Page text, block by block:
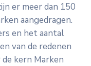
er meer dan 150
aangedragen.
en het aantal
van de redenen
kern Marken